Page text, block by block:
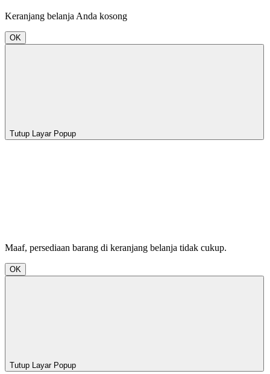
Keranjang belanja Anda kosong
OK
Tutup Layar Popup
Maaf, persediaan barang di keranjang belanja tidak cukup.
OK
Tutup Layar Popup